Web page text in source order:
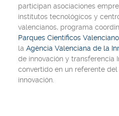
participan asociaciones
institutos tecnológicos y
valencianos, programa
Parques Científicos
la Agència Valenciana de la
de innovación y transferencia
convertido en un referente
innovación.